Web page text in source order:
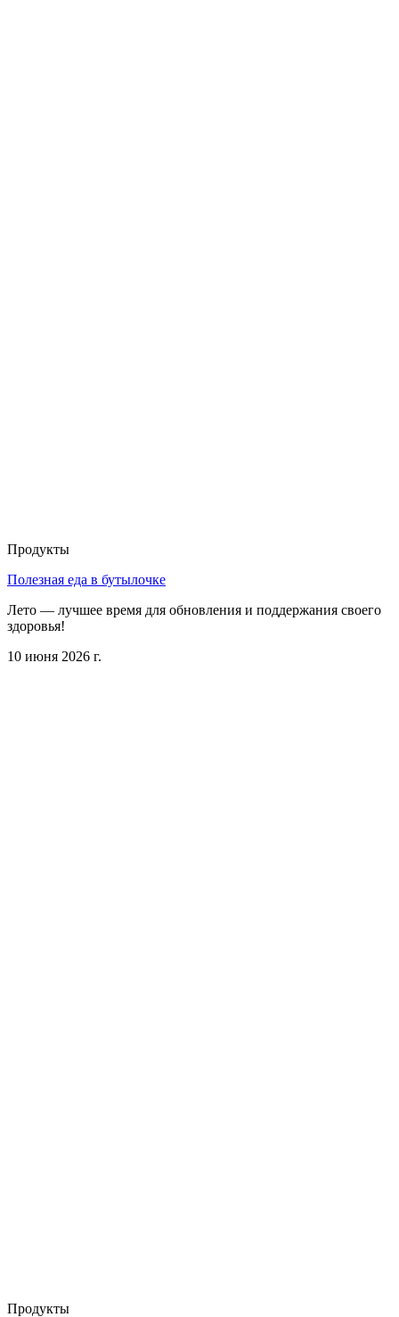
Продукты
Полезная еда в бутылочке
Лето — лучшее время для обновления и поддержания своего
здоровья!
10 июня 2026 г.
Продукты